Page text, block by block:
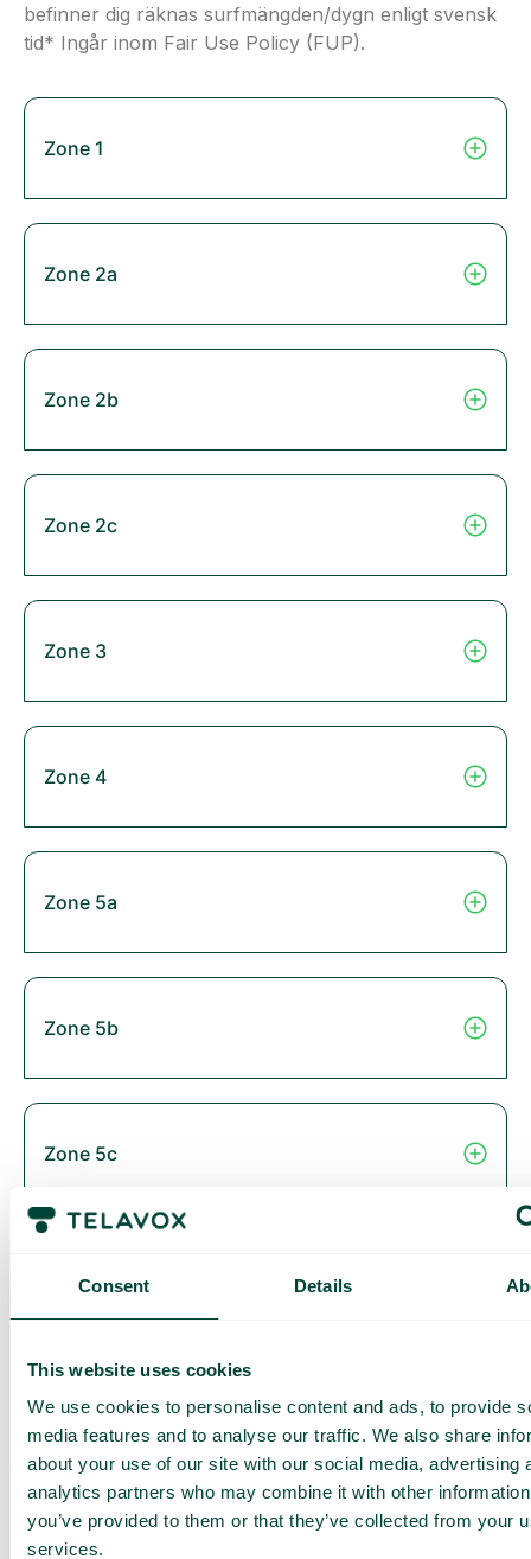
Consent Details
This website uses cookies
We use cookies to personalise content and ads, to provide
media features and to analyse our traffic. We also share
about your use of our site with our social media, advertising
analytics partners who may combine it with other
you’ve provided to them or that they’ve collected from your
services.
befinner dig räknas surfmängden/dygn enligt svensk
tid* Ingår inom Fair Use Policy (FUP).
Zone 1
Zone 2a
Zone 2b
Zone 2c
Zone 3
Zone 4
Zone 5a
Zone 5b
Zone 5c
Zone 6
Thailand
Zone 2B